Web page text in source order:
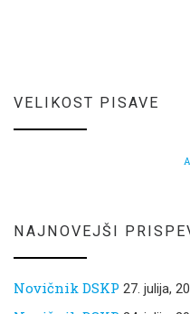
VELIKOST PISAVE
A
NAJNOVEJŠI
Novičnik DSKP 27. julija,